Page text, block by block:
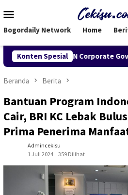
ke
kontenMobile
Bogordaily Network Home
Konten Spesial
ASEAN Corporate
Beranda Berita
Bantuan Program
Cair, BRI KC Lebak
Prima Penerima
Admincekisu
1 Juli 2024
359 Dilihat